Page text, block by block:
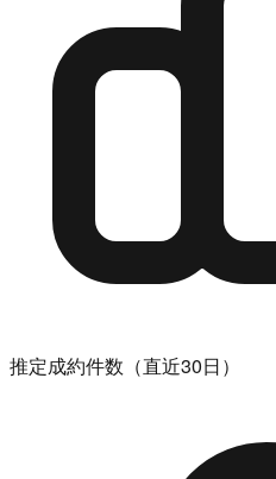
推定成約件数（直近30日）